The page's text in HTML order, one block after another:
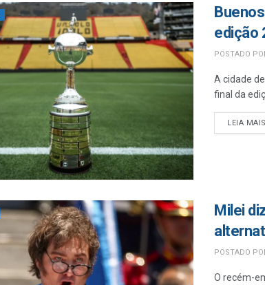
edição
POSTADO
A cidade
final da
LEIA MAIS
Milei
POSTADO
O recém-